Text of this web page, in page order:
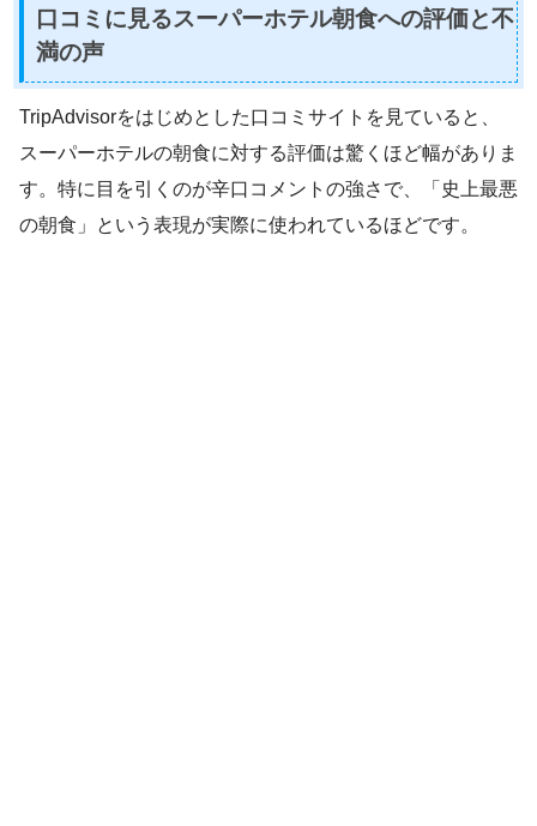
口コミに見るスーパーホテル朝食への評価と不
満の声
TripAdvisorをはじめとした口コミサイトを見ていると、
スーパーホテルの朝食に対する評価は驚くほど幅がありま
す。特に目を引くのが辛口コメントの強さで、「史上最悪
の朝食」という表現が実際に使われているほどです。